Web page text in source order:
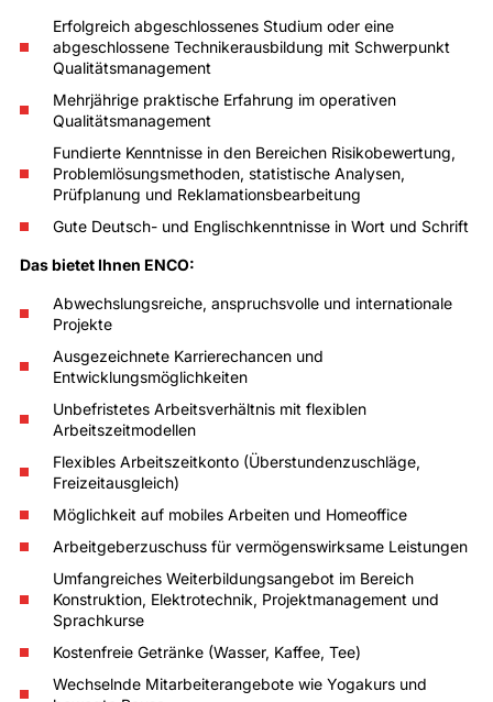
Erfolgreich abgeschlossenes Studium oder eine
abgeschlossene Technikerausbildung mit Schwerpunkt
Qualitätsmanagement
Mehrjährige praktische Erfahrung im operativen
Qualitätsmanagement
Fundierte Kenntnisse in den Bereichen Risikobewertung,
Problemlösungsmethoden, statistische Analysen,
Prüfplanung und Reklamationsbearbeitung
Gute Deutsch- und Englischkenntnisse in Wort und Schrift
Das bietet Ihnen ENCO:
Abwechslungsreiche, anspruchsvolle und internationale
Projekte
Ausgezeichnete Karrierechancen und
Entwicklungsmöglichkeiten
Unbefristetes Arbeitsverhältnis mit flexiblen
Arbeitszeitmodellen
Flexibles Arbeitszeitkonto (Überstundenzuschläge,
Freizeitausgleich)
Möglichkeit auf mobiles Arbeiten und Homeoffice
Arbeitgeberzuschuss für vermögenswirksame Leistungen
Umfangreiches Weiterbildungsangebot im Bereich
Konstruktion, Elektrotechnik, Projektmanagement und
Sprachkurse
Kostenfreie Getränke (Wasser, Kaffee, Tee)
Wechselnde Mitarbeiterangebote wie Yogakurs und